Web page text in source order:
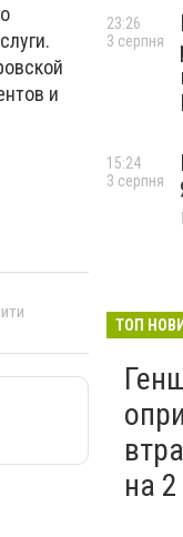
и
23:26
3 серпня
15:24
3 серпня
ТОП
на